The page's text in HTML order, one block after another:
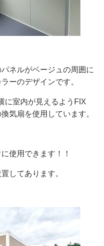
ネルがベージュの周囲に
ーのデザインです。
に室内が見えるようFIX
気扇を使用しています。
使用できます！！
してあります。